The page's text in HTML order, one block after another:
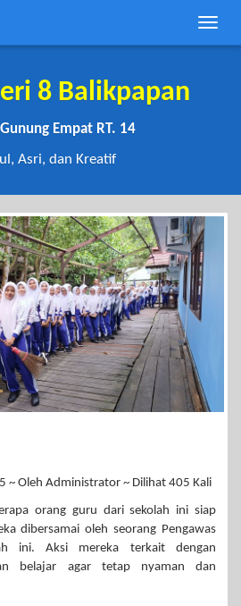
Toggle
8 Balikpapan
Empat RT. 14
Asri, dan Kreatif
~ Oleh Administrator ~ Dilihat 405 Kali
orang guru dari sekolah ini siap
dibersamai oleh seorang Pengawas
ini. Aksi mereka terkait dengan
belajar agar tetap nyaman dan